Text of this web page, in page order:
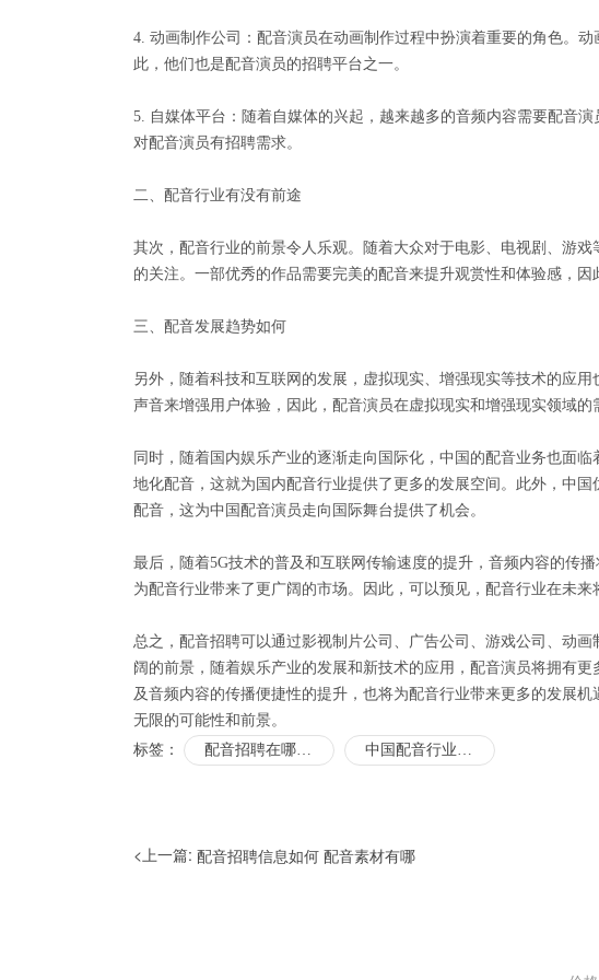
4. 动画制作公司：配音演员在动画制作过程中扮演着重要的角色。
此，他们也是配音演员的招聘平台之一。
5. 自媒体平台：随着自媒体的兴起，越来越多的音频内容需要配音
对配音演员有招聘需求。
二、配音行业有没有前途
其次，配音行业的前景令人乐观。随着大众对于电影、电视剧、游
的关注。一部优秀的作品需要完美的配音来提升观赏性和体验感，因
三、配音发展趋势如何
另外，随着科技和互联网的发展，虚拟现实、增强现实等技术的应
声音来增强用户体验，因此，配音演员在虚拟现实和增强现实领域的
同时，随着国内娱乐产业的逐渐走向国际化，中国的配音业务也面
地化配音，这就为国内配音行业提供了更多的发展空间。此外，中
配音，这为中国配音演员走向国际舞台提供了机会。
最后，随着5G技术的普及和互联网传输速度的提升，音频内容的传
为配音行业带来了更广阔的市场。因此，可以预见，配音行业在未来
总之，配音招聘可以通过影视制片公司、广告公司、游戏公司、动
阔的前景，随着娱乐产业的发展和新技术的应用，配音演员将拥有
及音频内容的传播便捷性的提升，也将为配音行业带来更多的发展
无限的可能性和前景。
标签：
<上一篇: 配音招聘信息如何 配音素材有哪